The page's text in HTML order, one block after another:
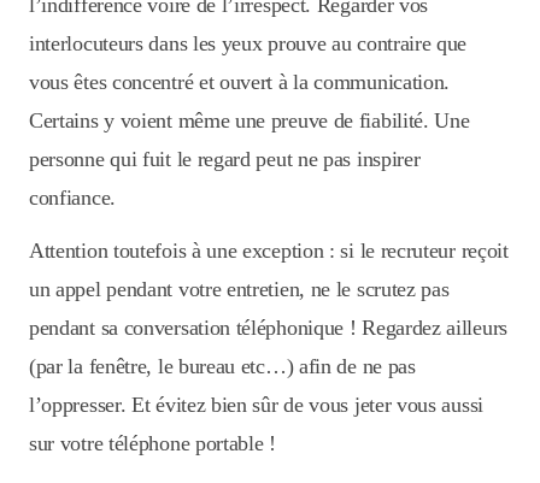
l’indifférence voire de l’irrespect. Regarder vos
interlocuteurs dans les yeux prouve au contraire que
vous êtes concentré et ouvert à la communication.
Certains y voient même une preuve de fiabilité. Une
personne qui fuit le regard peut ne pas inspirer
confiance.
Attention toutefois à une exception : si le recruteur reçoit
un appel pendant votre entretien, ne le scrutez pas
pendant sa conversation téléphonique ! Regardez ailleurs
(par la fenêtre, le bureau etc…) afin de ne pas
l’oppresser. Et évitez bien sûr de vous jeter vous aussi
sur votre téléphone portable !